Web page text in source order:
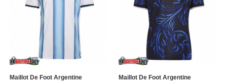
Maillot De Foot Argentine
Maillot De Foot Argentine